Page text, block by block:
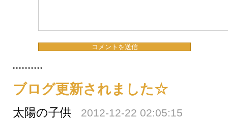
ブログ更新されました☆
太陽の子供 2012-12-22 02:05:15